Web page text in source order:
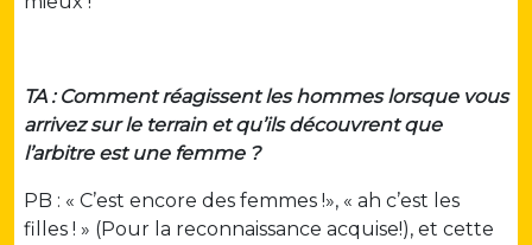
TA : Comment réagissent les hommes lorsque vous
arrivez sur le terrain et qu’ils découvrent que
l’arbitre est une femme ?
PB : « C’est encore des femmes !», « ah c’est les
filles ! » (Pour la reconnaissance acquise!), et cette